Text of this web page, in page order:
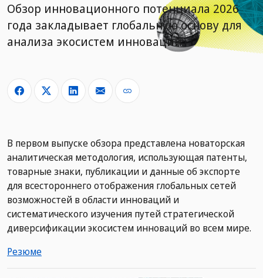
Обзор инновационного потенциала 2026
года закладывает глобальную основу для
анализа экосистем инноваций.
В первом выпуске обзора представлена новаторская
аналитическая методология, использующая патенты,
товарные знаки, публикации и данные об экспорте
для всестороннего отображения глобальных сетей
возможностей в области инноваций и
систематического изучения путей стратегической
диверсификации экосистем инноваций во всем мире.
Резюме